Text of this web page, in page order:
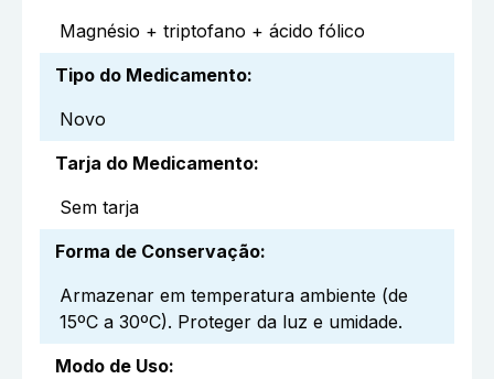
Magnésio + triptofano + ácido fólico
Tipo do Medicamento:
Novo
Tarja do Medicamento:
Sem tarja
Forma de Conservação:
Armazenar em temperatura ambiente (de
15ºC a 30ºC). Proteger da luz e umidade.
Modo de Uso: